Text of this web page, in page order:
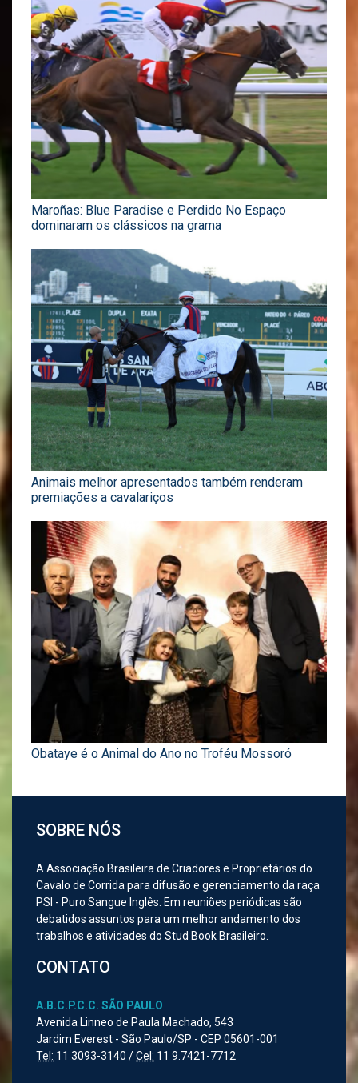
Maroñas: Blue Paradise e Perdido No Espaço
dominaram os clássicos na grama
Animais melhor apresentados também renderam
premiações a cavalariços
Obataye é o Animal do Ano no Troféu Mossoró
SOBRE NÓS
A Associação Brasileira de Criadores e Proprietários do
Cavalo de Corrida para difusão e gerenciamento da raça
PSI - Puro Sangue Inglês. Em reuniões periódicas são
debatidos assuntos para um melhor andamento dos
trabalhos e atividades do Stud Book Brasileiro.
CONTATO
A.B.C.P.C.C. SÃO PAULO
Avenida Linneo de Paula Machado, 543
Jardim Everest - São Paulo/SP - CEP 05601-001
Tel: 11 3093-3140 /Cel: 11 9.7421-7712